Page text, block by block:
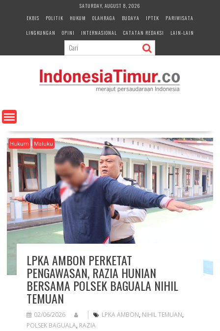
e
n
SATURDAY, AUGUST 8, 2026
EKBIS
POLITIK HUKUM OLAHRAGA BUDAYA IPTEK
PARIWISATA
LINGKUNGAN
OPINI INTERNASIONAL CATATAN REDAKSI LAIN-LAIN
Hukum Maluku
LPKA AMBON PERKETAT
PENGAWASAN, RAZIA HUNIAN
BERSAMA POLSEK BAGUALA NIHIL
TEMUAN
02/06/2026 LPKA AMBON, NIHIL TEMUAN,
POLSEK BAGUALA, RAZIA